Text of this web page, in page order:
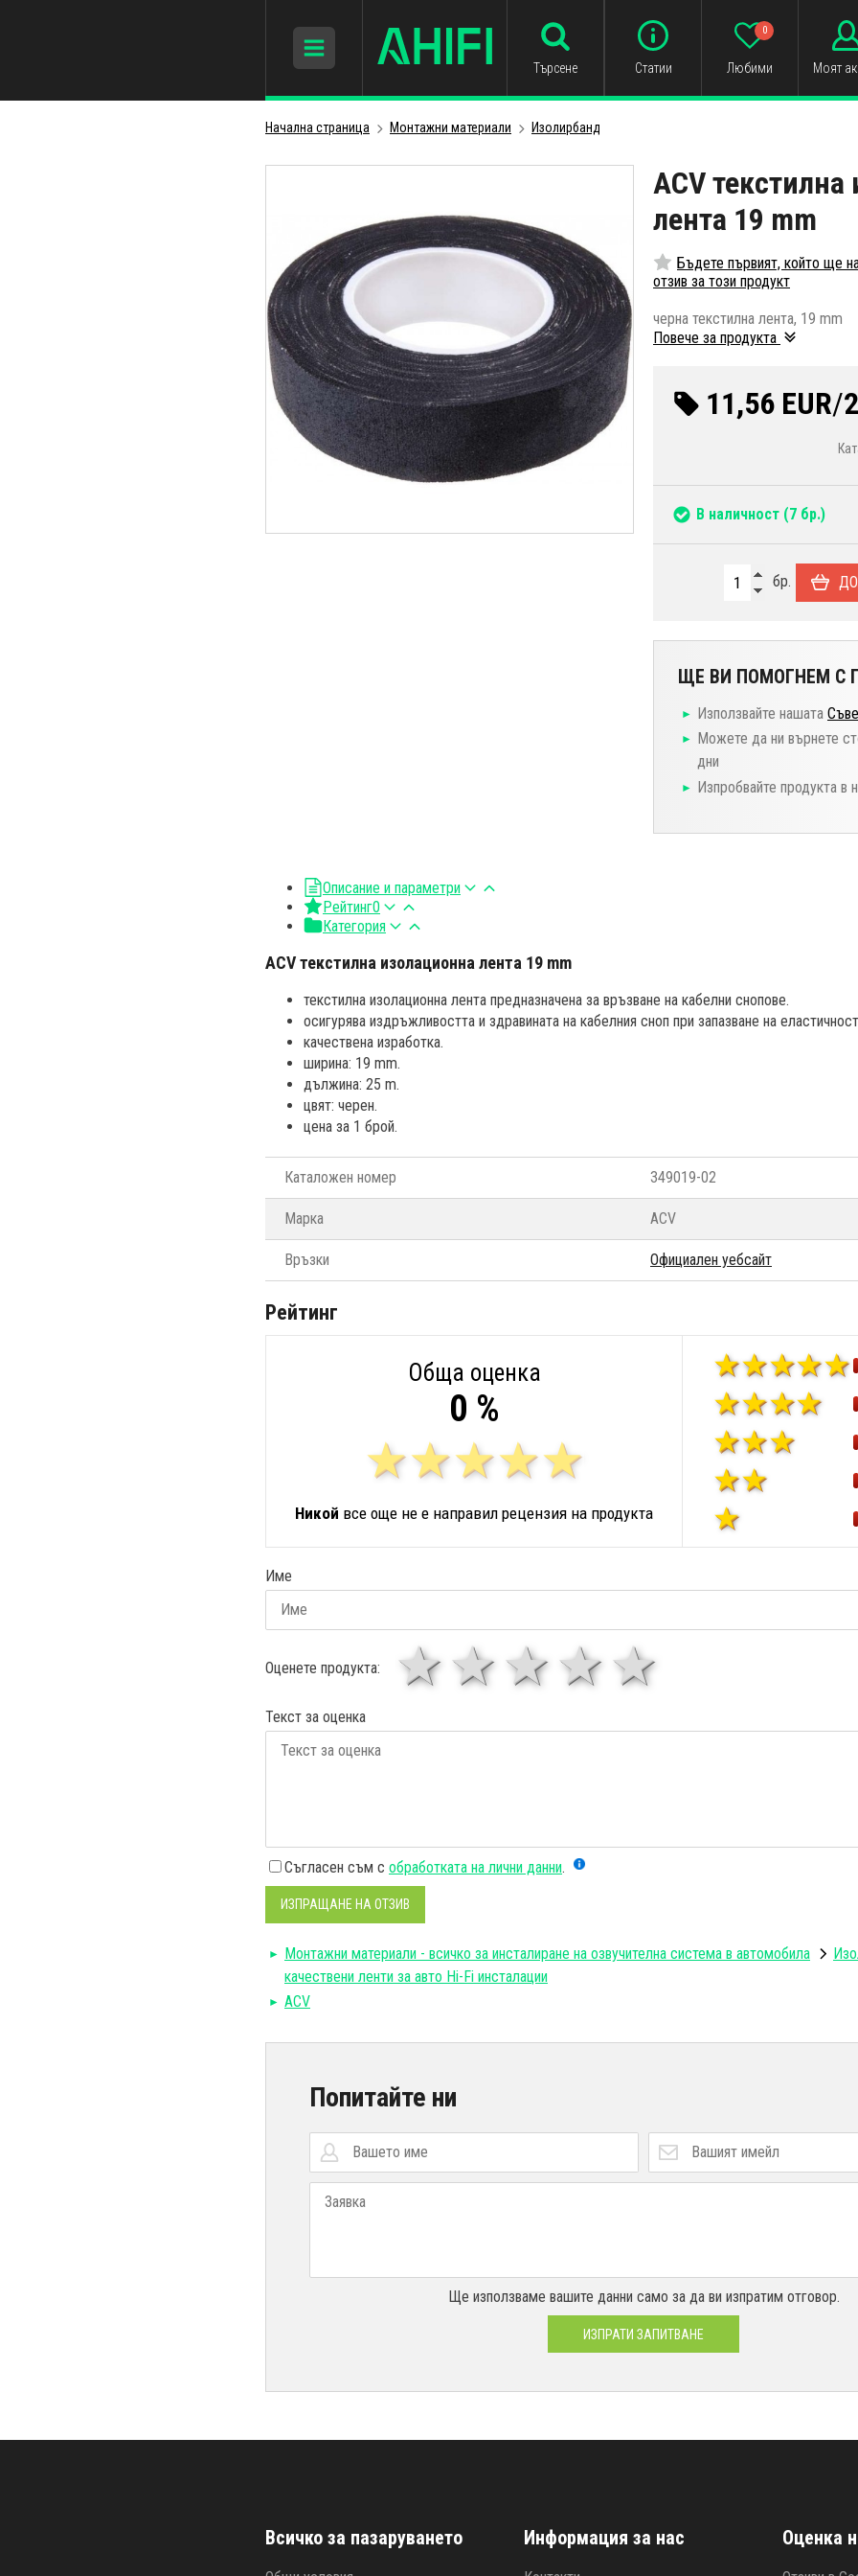
Търсене Статии Любими
0
Моят
Начална страница Монтажни материали Изолирбанд
ACV
лента 19 mm
Бъдете първият, който ще
отзив за този продукт
черна текстилна лента, 19 mm
Повече за продукта
11,56 EUR/
В наличност (7 бр.)
бр.
ЩЕ ВИ ПОМОГНЕМ С
Използвайте нашата
Можете да ни върнете
дни
Изпробвайте продукта в
Описание и параметри
Рейтинг0
Категория
ACV текстилна изолационна лента 19 mm
текстилна изолационна лента предназначена за връзване на кабелни снопове.
осигурява издръжливостта и здравината на кабелния сноп при запазване на
качествена изработка.
ширина: 19 mm.
дължина: 25 m.
цвят: черен.
цена за 1 брой.
Каталожен номер 349019-02
Марка ACV
Връзки Официален уебсайт
Рейтинг
Обща оценка
0 %
Никой все още не е направил рецензия на продукта
Име
Оценете продукта: 4 звезди
3 звезди
звезди
1 звезда
Текст за оценка
Съгласен съм с обработката на лични данни.
ИЗПРАЩАНЕ НА ОТЗИВ
Монтажни материали - всичко за инсталиране на озвучителна система в автомобила
качествени ленти за авто Hi-Fi инсталации
ACV
Попитайте ни
Ще използваме вашите данни само за да ви изпратим отговор.
ИЗПРАТИ ЗАПИТВАНЕ
Всичко за пазаруването Информация за нас Оценка